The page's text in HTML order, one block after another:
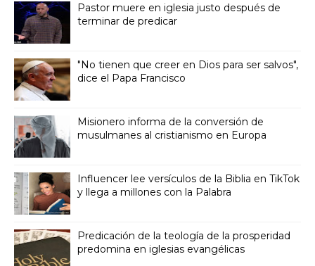
Pastor muere en iglesia justo después de
terminar de predicar
"No tienen que creer en Dios para ser salvos",
dice el Papa Francisco
Misionero informa de la conversión de
musulmanes al cristianismo en Europa
Influencer lee versículos de la Biblia en TikTok
y llega a millones con la Palabra
Predicación de la teología de la prosperidad
predomina en iglesias evangélicas